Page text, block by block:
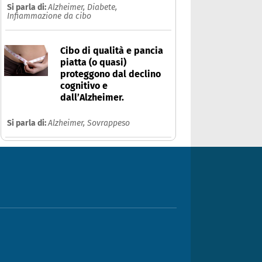
Si parla di:Alzheimer, Diabete,
Infiammazione da cibo
Cibo di qualità e pancia
piatta (o quasi)
proteggono dal declino
cognitivo e
dall’Alzheimer.
Si parla di:Alzheimer, Sovrappeso